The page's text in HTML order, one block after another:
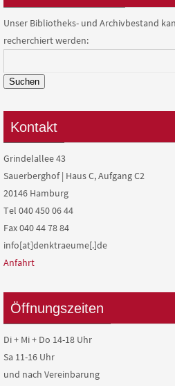
Unser Bibliotheks- und Archivbestand
recherchiert werden:
Suchen
Kontakt
Grindelallee 43
Sauerberghof | Haus C, Aufgang C2
20146 Hamburg
Tel 040 450 06 44
Fax 040 44 78 84
info[at]denktraeume[.]de
Anfahrt
Öffnungszeiten
Di + Mi + Do 14-18 Uhr
Sa 11-16 Uhr
und nach Vereinbarung